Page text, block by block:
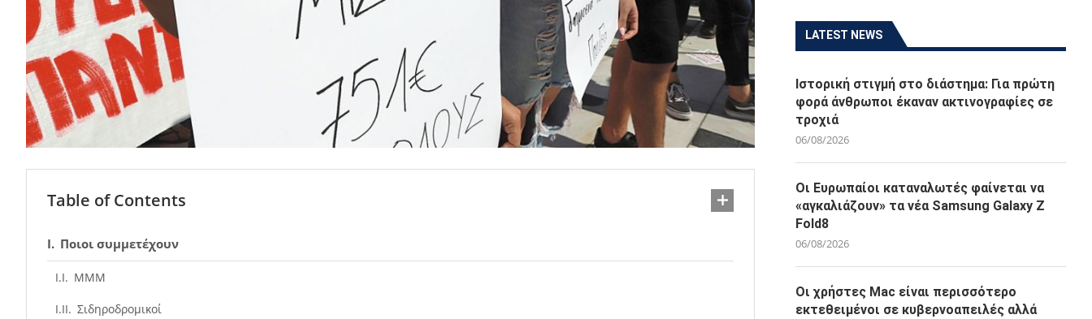
Table of Contents
Ποιοι συμμετέχουν
ΜΜΜ
Σιδηροδρομικοί
LATEST NEWS
Ιστορική στιγμή στο διάστημα: Για πρώτη
φορά άνθρωποι έκαναν ακτινογραφίες σε
τροχιά
06/08/2026
Οι Ευρωπαίοι καταναλωτές φαίνεται να
«αγκαλιάζουν» τα νέα Samsung Galaxy Z
Fold8
06/08/2026
Οι χρήστες Mac είναι περισσότερο
εκτεθειμένοι σε κυβερνοαπειλές αλλά